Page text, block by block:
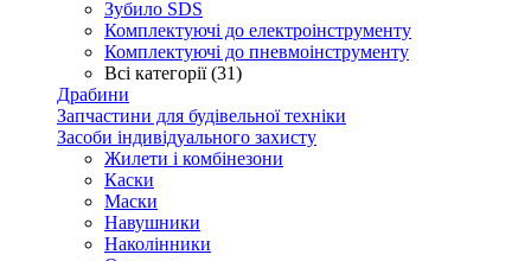
Зубило SDS
Комплектуючі до електроінструменту
Комплектуючі до пневмоінструменту
Всі категорії (31)
Драбини
Запчастини для будівельної техніки
Засоби індивідуального захисту
Жилети і комбінезони
Каски
Маски
Навушники
Наколінники